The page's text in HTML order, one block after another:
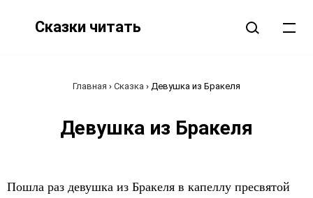
Сказки читать
Главная › Сказка › Девушка из Бракеля
Девушка из Бракеля
Пошла раз девушка из Бракеля в капеллу пресвятой